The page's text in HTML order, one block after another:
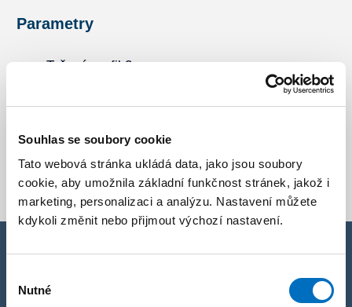
Souhlas se soubory cookie
Tato webová stránka ukládá data, jako jsou soubory
cookie, aby umožnila základní funkčnost stránek, jakož i
marketing, personalizaci a analýzu. Nastavení můžete
kdykoli změnit nebo přijmout výchozí nastavení.
souhlasu
Nutné
Parametry
Tažený profil 2mm
6 základních barev
Možnost výběru hliníkové a plastové bočnice-
ukončení a utěsnění parapetu
Společně vše projdeme.